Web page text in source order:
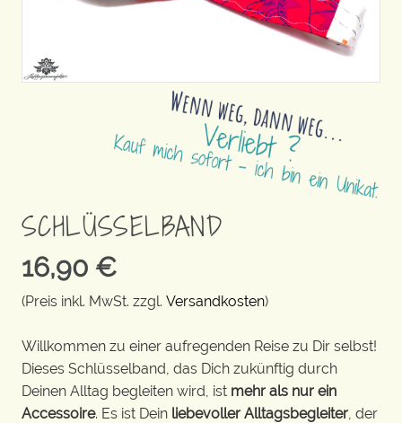
SCHLÜSSELBAND
16,90 €
(Preis inkl. MwSt. zzgl. Versandkosten)
Willkommen zu einer aufregenden Reise zu Dir selbst!
Dieses Schlüsselband, das Dich zukünftig durch
Deinen Alltag begleiten wird, ist mehr als nur ein
Accessoire. Es ist Dein liebevoller Alltagsbegleiter , der